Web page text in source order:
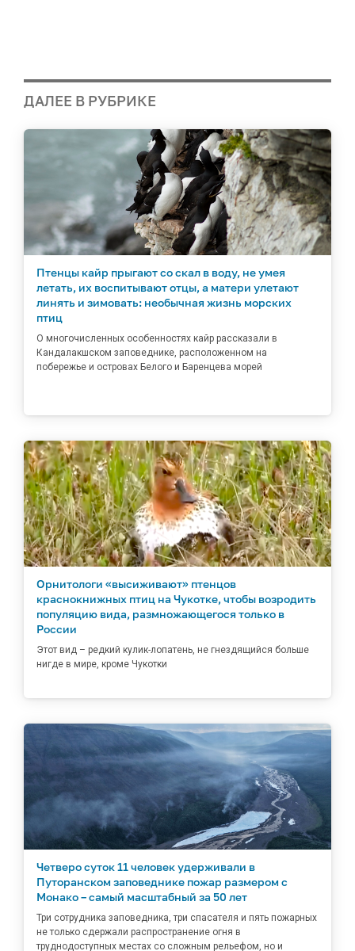
ДАЛЕЕ В РУБРИКЕ
Птенцы кайр прыгают со скал в воду, не умея
летать, их воспитывают отцы, а матери улетают
линять и зимовать: необычная жизнь морских
птиц
О многочисленных особенностях кайр рассказали в
Кандалакшском заповеднике, расположенном на
побережье и островах Белого и Баренцева морей
Орнитологи «высиживают» птенцов
краснокнижных птиц на Чукотке, чтобы возродить
популяцию вида, размножающегося только в
России
Этот вид – редкий кулик-лопатень, не гнездящийся больше
нигде в мире, кроме Чукотки
Четверо суток 11 человек удерживали в
Путоранском заповеднике пожар размером с
Монако – самый масштабный за 50 лет
Три сотрудника заповедника, три спасателя и пять пожарных
не только сдержали распространение огня в
труднодоступных местах со сложным рельефом, но и